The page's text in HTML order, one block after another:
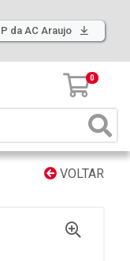
da AC Araujo
0
VOLTAR